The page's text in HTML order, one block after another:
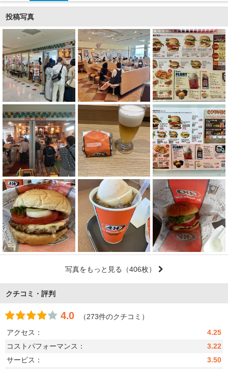
投稿写真
写真をもっと見る （406枚）
クチコミ・評判
4.0
（273件のクチコミ）
アクセス：
4.25
コストパフォーマンス：
3.22
サービス：
3.50